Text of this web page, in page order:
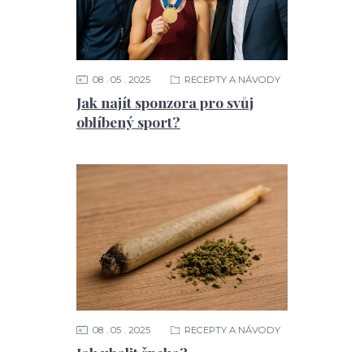
Jak najít sponzora pro svůj
oblíbený sport?
08 05 2025 RECEPTY A NÁVODY
08 05 2025 RECEPTY A NÁVODY